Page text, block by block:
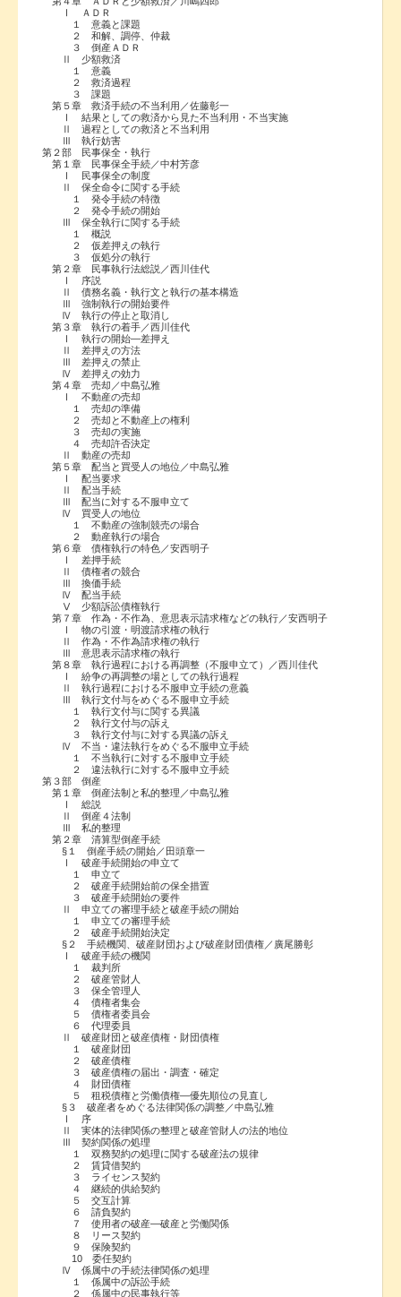
Ⅰ ＡＤＲ
１ 意義と課題
２ 和解、調停、仲裁
３ 倒産ＡＤＲ
Ⅱ 少額救済
１ 意義
２ 救済過程
３ 課題
第５章 救済手続の不当利用／佐藤彰一
Ⅰ 結果としての救済から見た不当利用・不当実施
Ⅱ 過程としての救済と不当利用
Ⅲ 執行妨害
第２部 民事保全・執行
第１章 民事保全手続／中村芳彦
Ⅰ 民事保全の制度
Ⅱ 保全命令に関する手続
１ 発令手続の特徴
２ 発令手続の開始
Ⅲ 保全執行に関する手続
１ 概説
２ 仮差押えの執行
３ 仮処分の執行
第２章 民事執行法総説／西川佳代
Ⅰ 序説
Ⅱ 債務名義・執行文と執行の基本構造
Ⅲ 強制執行の開始要件
Ⅳ 執行の停止と取消し
第３章 執行の着手／西川佳代
Ⅰ 執行の開始―差押え
Ⅱ 差押えの方法
Ⅲ 差押えの禁止
Ⅳ 差押えの効力
第４章 売却／中島弘雅
Ⅰ 不動産の売却
１ 売却の準備
２ 売却と不動産上の権利
３ 売却の実施
４ 売却許否決定
Ⅱ 動産の売却
第５章 配当と買受人の地位／中島弘雅
Ⅰ 配当要求
Ⅱ 配当手続
Ⅲ 配当に対する不服申立て
Ⅳ 買受人の地位
１ 不動産の強制競売の場合
２ 動産執行の場合
第６章 債権執行の特色／安西明子
Ⅰ 差押手続
Ⅱ 債権者の競合
Ⅲ 換価手続
Ⅳ 配当手続
Ⅴ 少額訴訟債権執行
第７章 作為・不作為、意思表示請求権などの執行／安西明子
Ⅰ 物の引渡・明渡請求権の執行
Ⅱ 作為・不作為請求権の執行
Ⅲ 意思表示請求権の執行
第８章 執行過程における再調整（不服申立て）／西川佳代
Ⅰ 紛争の再調整の場としての執行過程
Ⅱ 執行過程における不服申立手続の意義
Ⅲ 執行文付与をめぐる不服申立手続
１ 執行文付与に関する異議
２ 執行文付与の訴え
３ 執行文付与に対する異議の訴え
Ⅳ 不当・違法執行をめぐる不服申立手続
１ 不当執行に対する不服申立手続
２ 違法執行に対する不服申立手続
第３部 倒産
第１章 倒産法制と私的整理／中島弘雅
Ⅰ 総説
Ⅱ 倒産４法制
Ⅲ 私的整理
第２章 清算型倒産手続
§１ 倒産手続の開始／田頭章一
Ⅰ 破産手続開始の申立て
１ 申立て
２ 破産手続開始前の保全措置
３ 破産手続開始の要件
Ⅱ 申立ての審理手続と破産手続の開始
１ 申立ての審理手続
２ 破産手続開始決定
§２ 手続機関、破産財団および破産財団債権／廣尾勝彰
Ⅰ 破産手続の機関
１ 裁判所
２ 破産管財人
３ 保全管理人
４ 債権者集会
５ 債権者委員会
６ 代理委員
Ⅱ 破産財団と破産債権・財団債権
１ 破産財団
２ 破産債権
３ 破産債権の届出・調査・確定
４ 財団債権
５ 租税債権と労働債権―優先順位の見直し
§３ 破産者をめぐる法律関係の調整／中島弘雅
Ⅰ 序
Ⅱ 実体的法律関係の整理と破産管財人の法的地位
Ⅲ 契約関係の処理
１ 双務契約の処理に関する破産法の規律
２ 賃貸借契約
３ ライセンス契約
４ 継続的供給契約
５ 交互計算
６ 請負契約
７ 使用者の破産―破産と労働関係
８ リース契約
９ 保険契約
10 委任契約
Ⅳ 係属中の手続法律関係の処理
１ 係属中の訴訟手続
２ 係属中の民事執行等